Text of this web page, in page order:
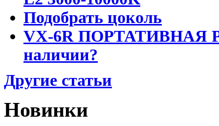
Подобрать цоколь
VX-6R ПОРТАТИВНАЯ
наличии?
Другие статьи
Новинки